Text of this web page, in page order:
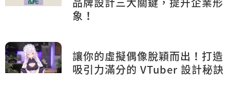
象！
讓你的虛擬偶像脫穎而出！打造
吸引力滿分的 VTuber 設計秘訣